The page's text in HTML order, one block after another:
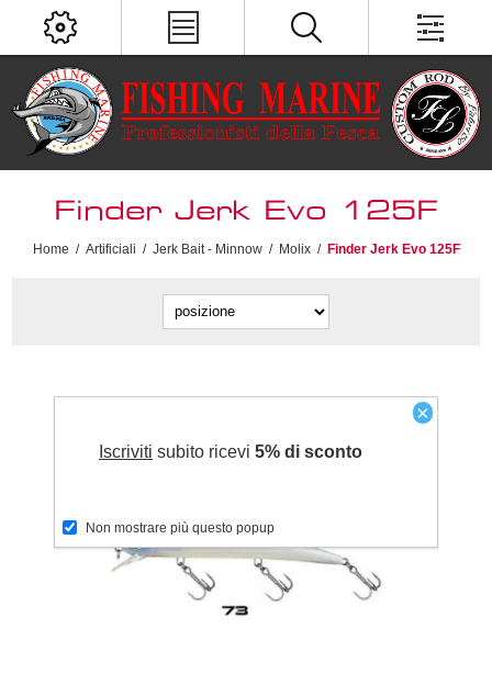
Finder Jerk Evo 125F
Home / Artificiali / Jerk Bait - Minnow / Molix / Finder Jerk Evo 125F
×
Iscriviti subito ricevi 5% di sconto
Non mostrare più questo popup